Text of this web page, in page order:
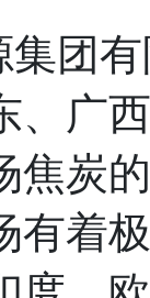
团有
、广
焦炭
有着